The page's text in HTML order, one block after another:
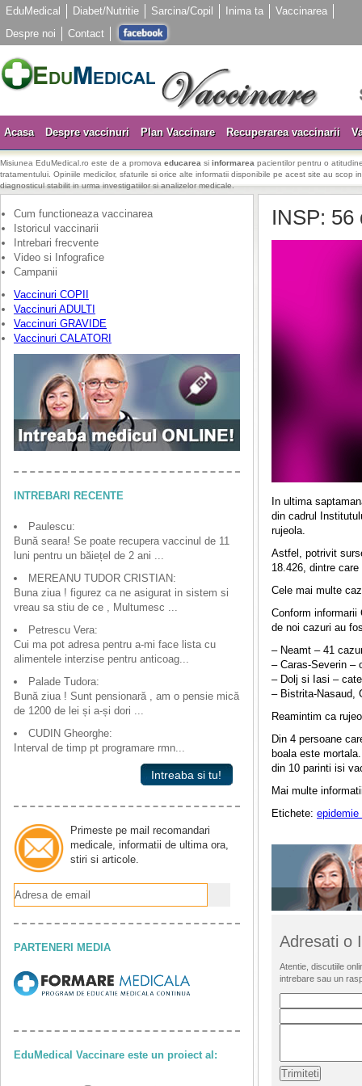
EduMedical Diabet/Nutritie Sarcina/Copil Inima ta
Vaccinarea
Despre noi
Contact
Acasa Despre vaccinuri Plan Vaccinare Recuperarea vaccinarii
Misiunea EduMedical.ro este de a promova educarea si informarea pacientilor pentru o
tratamentului. Opiniile medicilor, sfaturile si orice alte informatii disponibile pe acest site au scop
diagnosticul stabilit in urma investigatiilor si analizelor medicale.
Cum functioneaza vaccinarea
Istoricul vaccinarii
Intrebari frecvente
Video si Infografice
Campanii
Vaccinuri COPII
Vaccinuri ADULTI
Vaccinuri GRAVIDE
Vaccinuri CALATORI
INTREBARI RECENTE
Paulescu:
Bună seara! Se poate recupera vaccinul de 11
luni pentru un băiețel de 2 ani ...
MEREANU TUDOR CRISTIAN:
Buna ziua ! figurez ca ne asigurat in sistem si
vreau sa stiu de ce , Multumesc ...
Petrescu Vera:
Cui ma pot adresa pentru a-mi face lista cu
alimentele interzise pentru anticoag...
Palade Tudora:
Bună ziua ! Sunt pensionară , am o pensie mică
de 1200 de lei și a-și dori ...
CUDIN Gheorghe:
Interval de timp pt programare rmn...
Intreaba si tu!
Primeste pe mail recomandari
medicale, informatii de ultima ora,
stiri si articole.
PARTENERI MEDIA
EduMedical Vaccinare este un proiect al:
INSP: 56
In ultima
din cadrul
rujeola.
Astfel, potrivit
18.426, dintre
Cele mai multe
Conform informarii
de noi cazuri au
– Neamt – 41
– Caras-Severin –
– Dolj si Iasi –
– Bistrita-Nasaud,
Reamintim ca
Din 4 persoane
boala este
din 10 parinti isi
Mai multe
Etichete: epidemie
Adresati o
Atentie, discutiile
intrebare sau un